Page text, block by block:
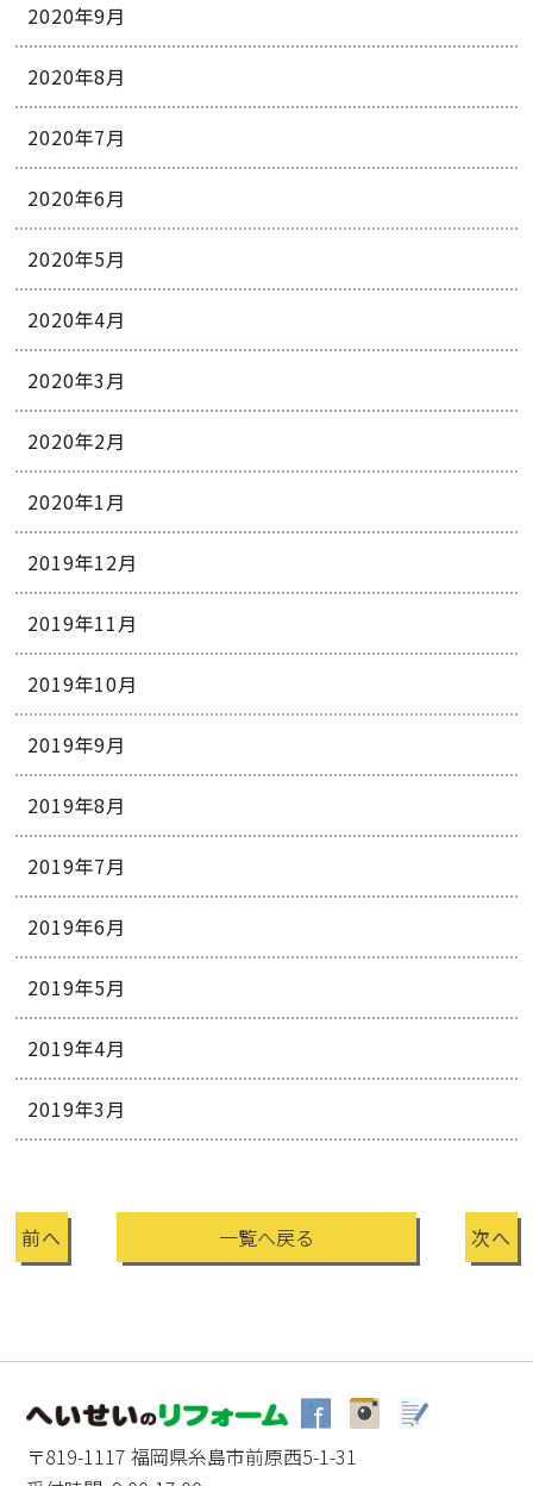
2020年9月
2020年8月
2020年7月
2020年6月
2020年5月
2020年4月
2020年3月
2020年2月
2020年1月
2019年12月
2019年11月
2019年10月
2019年9月
2019年8月
2019年7月
2019年6月
2019年5月
2019年4月
2019年3月
前へ 一覧へ戻る 次へ
〒819-1117 福岡県糸島市前原西5-1-31